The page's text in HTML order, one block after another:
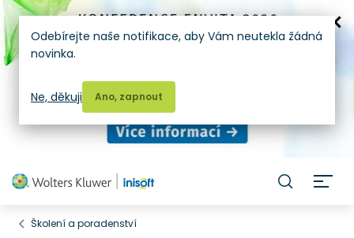
Školení a poradenství
Odebírejte naše notifikace, aby Vám neutekla žádná
novinka.
Ano, zapnout
Ne, děkuji